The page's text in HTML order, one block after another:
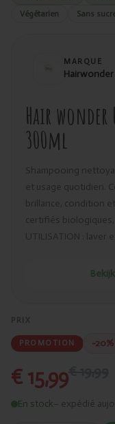
Végétarien
Sans
MARQUE
Hairwonder
Hair wonder
300ml
Shampooing
et usage quotidien.
brillance, condition
certifiés
UTILISATION : laver
PRIX
PROMOTION -20%
€ 15,99
En stock– expédié